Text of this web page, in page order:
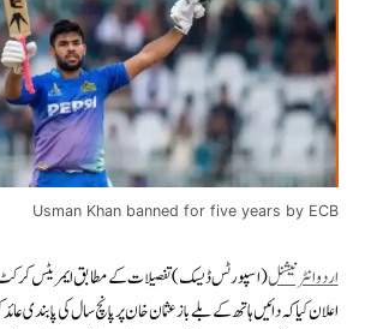
Usman Khan banned for five years by ECB
اردو انٹرنیشنل(اسپورٹس ڈیسک) تفصیلات کے مطابق ایمریٹس کرکٹ
اعلان کیا کہ دائیں ہاتھ کے بلے باز عثمان خان پر پانچ سال کی پابندی